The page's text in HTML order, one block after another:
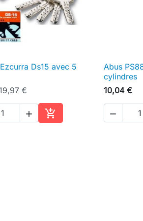
Aperçu rapide
Ds15 avec 5
€
 
Ajouter au panier

Abus
cylindres
10,04 €
